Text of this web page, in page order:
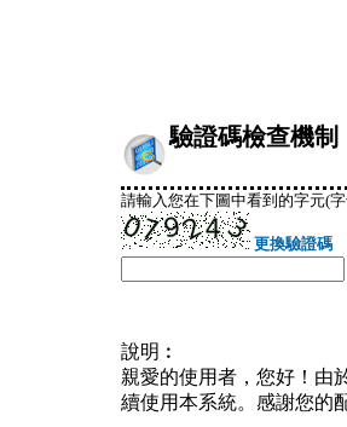
驗證碼檢查機制
請輸入您在下圖中看到的字元(
更換驗證碼
說明︰
親愛的使用者，您好！由
續使用本系統。感謝您的